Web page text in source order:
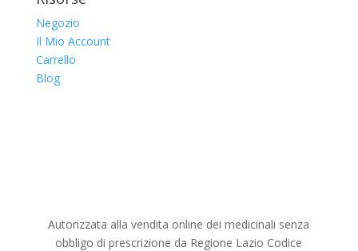
Negozio
Il Mio Account
Carrello
Blog
Autorizzata alla vendita online dei medicinali senza
obbligo di prescrizione da Regione Lazio Codice